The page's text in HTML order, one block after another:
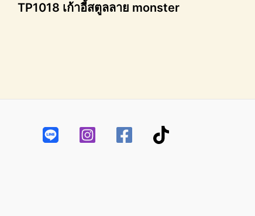
TP1018 เก้าอี้สตูลลาย monster